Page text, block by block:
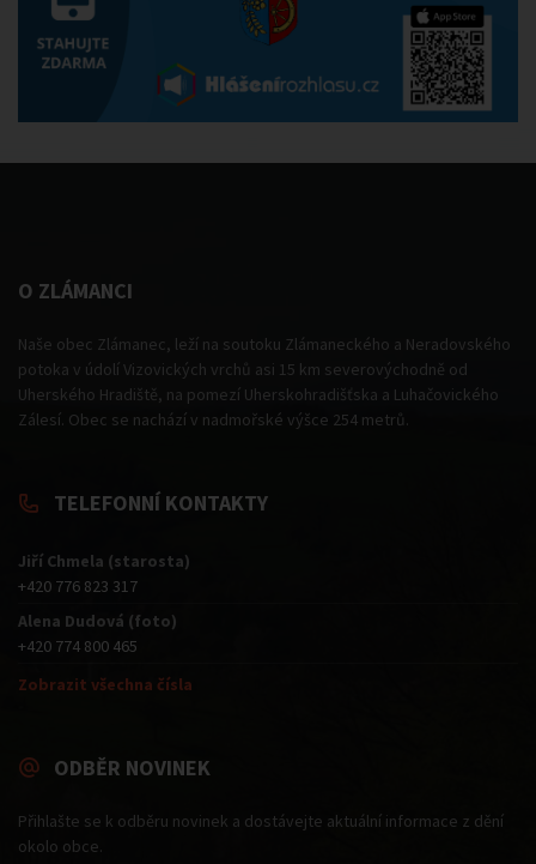
O ZLÁMANCI
Naše obec Zlámanec, leží na soutoku Zlámaneckého a Neradovského
potoka v údolí Vizovických vrchů asi 15 km severovýchodně od
Uherského Hradiště, na pomezí Uherskohradišťska a Luhačovického
Zálesí. Obec se nachází v nadmořské výšce 254 metrů.
TELEFONNÍ KONTAKTY
Jiří Chmela (starosta)
+420 776 823 317
Alena Dudová (foto)
+420 774 800 465
Zobrazit všechna čísla
ODBĚR NOVINEK
Přihlašte se k odběru novinek a dostávejte aktuální informace z dění
okolo obce.